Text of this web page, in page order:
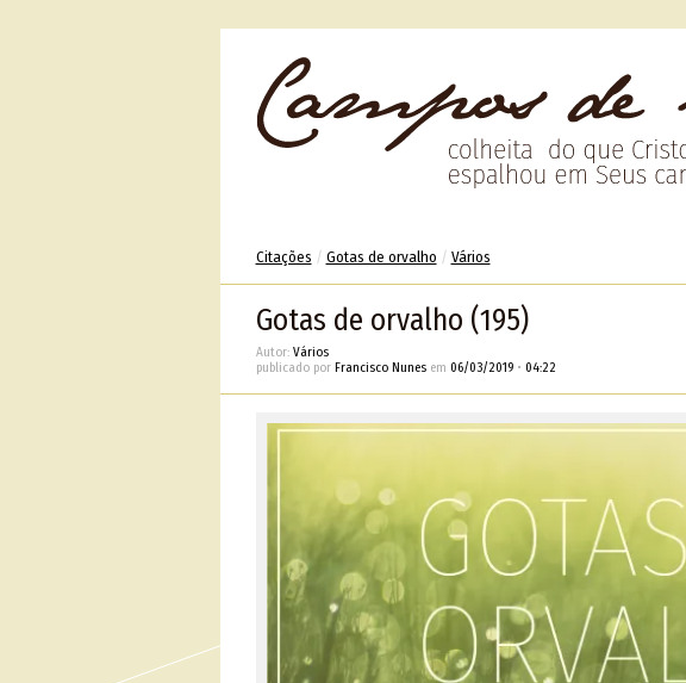
Citações / Gotas de orvalho / Vários
Gotas de orvalho (195)
Autor: Vários
publicado por Francisco Nunesem 06/03/2019• 04:22